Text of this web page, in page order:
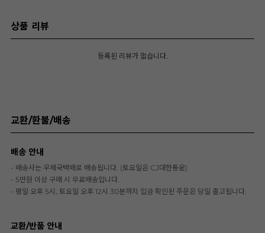
상품 리뷰
등록된 리뷰가 없습니다.
교환/환불/배송
배송 안내
- 배송사는 우체국택배로 배송됩니다. (토요일은 CJ대한통운)
- 5만원 이상 구매 시 무료배송입니다.
- 평일 오후 5시, 토요일 오후 12시 30분까지 입금 확인된 주문은 당일 출고됩니다.
교환/반품 안내